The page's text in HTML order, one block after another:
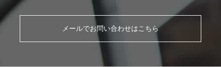
メールでお問い合わせはこちら